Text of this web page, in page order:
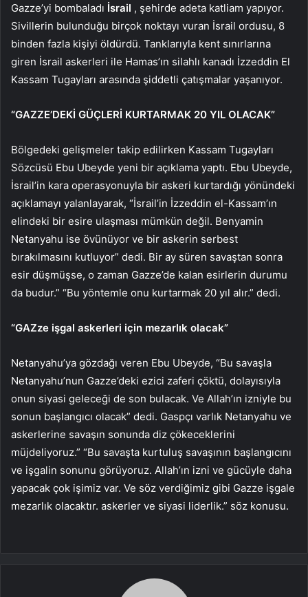
Gazze’yi bombaladı İsrail , şehirde adeta katliam yapıyor.
Sivillerin bulunduğu birçok noktayı vuran İsrail ordusu, 8
binden fazla kişiyi öldürdü. Tanklarıyla kent sınırlarına
giren İsrail askerleri ile Hamas’ın silahlı kanadı İzzeddin El
Kassam Tugayları arasında şiddetli çatışmalar yaşanıyor.
“GAZZE’DEKİ GÜÇLERİ KURTARMAK 20 YIL OLACAK”
Bölgedeki gelişmeler takip edilirken Kassam Tugayları
Sözcüsü Ebu Ubeyde yeni bir açıklama yaptı. Ebu Ubeyde,
İsrail’in kara operasyonuyla bir askeri kurtardığı yönündeki
açıklamayı yalanlayarak, “İsrail’in İzzeddin el-Kassam’ın
elindeki bir esire ulaşması mümkün değil. Benyamin
Netanyahu ise övünüyor ve bir askerin serbest
bırakılmasını kutluyor” dedi. Bir ay süren savaştan sonra
esir düşmüşse, o zaman Gazze’de kalan esirlerin durumu
da budur.” “Bu yöntemle onu kurtarmak 20 yıl alır.” dedi.
“GAZze işgal askerleri için mezarlık olacak”
Netanyahu’ya gözdağı veren Ebu Ubeyde, “Bu savaşla
Netanyahu’nun Gazze’deki ezici zaferi çöktü, dolayısıyla
onun siyasi geleceği de son bulacak. Ve Allah’ın izniyle bu
sonun başlangıcı olacak” dedi. Gaspçı varlık Netanyahu ve
askerlerine savaşın sonunda diz çökeceklerini
müjdeliyoruz.” “Bu savaşta kurtuluş savaşının başlangıcını
ve işgalin sonunu görüyoruz. Allah’ın izni ve gücüyle daha
yapacak çok işimiz var. Ve söz verdiğimiz gibi Gazze işgale
mezarlık olacaktır. askerler ve siyasi liderlik.” söz konusu.